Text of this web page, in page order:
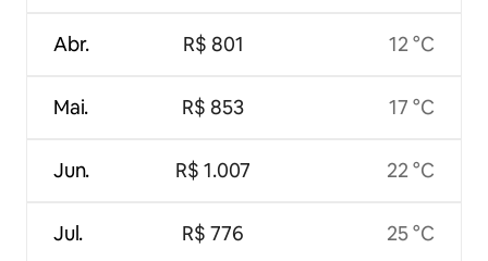
Abr.
Mai.
Jun.
Jul.
R$ 801
R$ 853
R$ 1.007
R$ 776
12 °C
17 °C
22 °C
25 °C